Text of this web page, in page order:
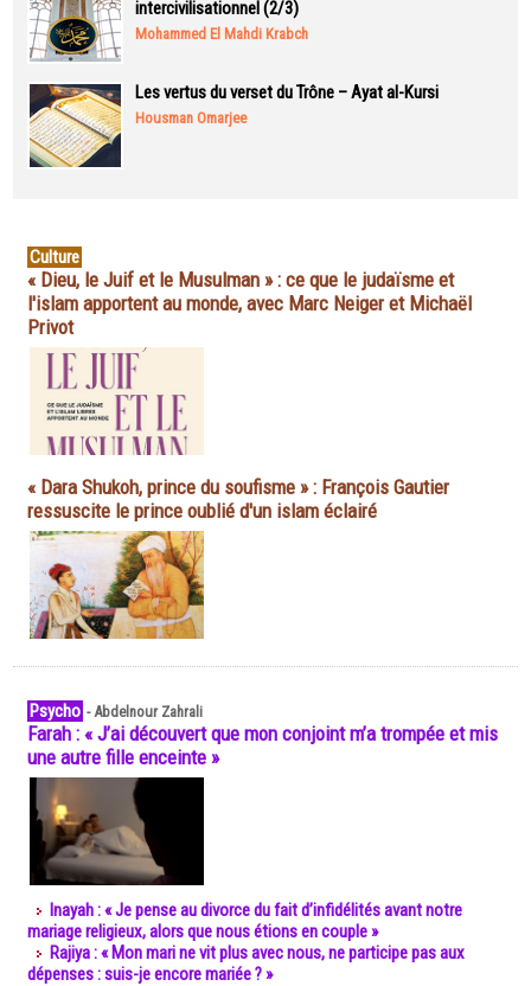
intercivilisationnel (2/3)
Mohammed El Mahdi Krabch
Les vertus du verset du Trône – Ayat al-Kursi
Housman Omarjee
Culture
« Dieu, le Juif et le Musulman » : ce que le judaïsme et
l'islam apportent au monde, avec Marc Neiger et Michaël
Privot
« Dara Shukoh, prince du soufisme » : François Gautier
ressuscite le prince oublié d'un islam éclairé
Psycho -Abdelnour Zahrali
Farah : « J’ai découvert que mon conjoint m’a trompée et mis
une autre fille enceinte »
Inayah : « Je pense au divorce du fait d’infidélités avant notre
mariage religieux, alors que nous étions en couple »
Rajiya : « Mon mari ne vit plus avec nous, ne participe pas aux
dépenses : suis-je encore mariée ? »